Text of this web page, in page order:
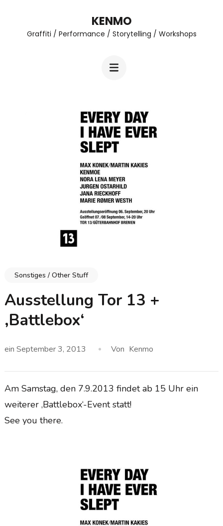
springen
KENMO
Graffiti / Performance / Storytelling / Workshops
Sonstiges / Other Stuff
Ausstellung Tor 13 +
‚Battlebox‘
ein September 3, 2013 Von Kenmo
Am Samstag, den 7.9.2013 findet ab 15 Uhr ein
weiterer ‚Battlebox‘-Event statt!
See you there.